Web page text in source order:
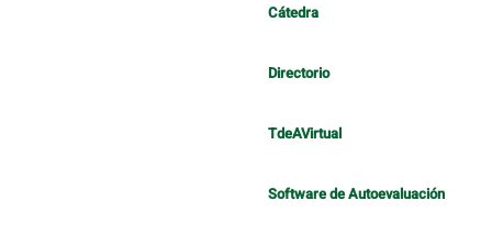
Cátedra
Directorio
TdeAVirtual
Software de Autoevaluación